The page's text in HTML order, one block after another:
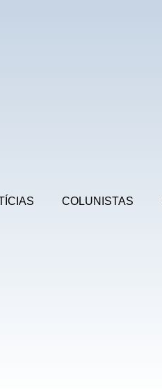
COLUNISTAS